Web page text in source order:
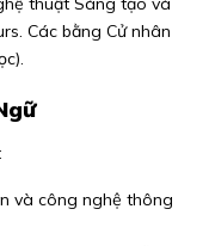
Các bằng Cử nhân
và công nghệ thông